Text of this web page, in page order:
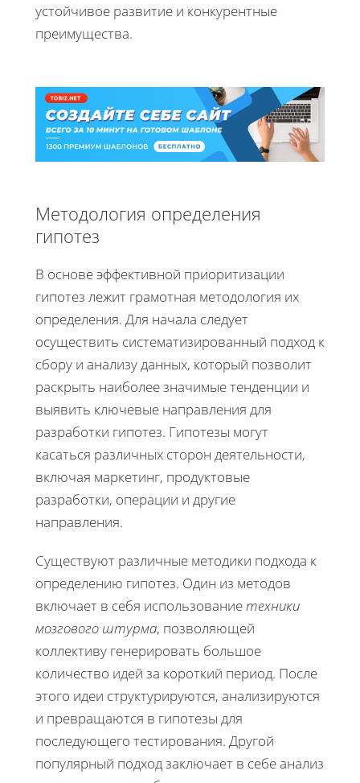
устойчивое развитие и конкурентные
преимущества.
Методология определения
гипотез
В основе эффективной приоритизации
гипотез лежит грамотная методология их
определения. Для начала следует
осуществить систематизированный подход к
сбору и анализу данных, который позволит
раскрыть наиболее значимые тенденции и
выявить ключевые направления для
разработки гипотез. Гипотезы могут
касаться различных сторон деятельности,
включая маркетинг, продуктовые
разработки, операции и другие
направления.
Существуют различные методики подхода к
определению гипотез. Один из методов
включает в себя использованиетехники
мозгового штурма, позволяющей
коллективу генерировать большое
количество идей за короткий период. После
этого идеи структурируются, анализируются
и превращаются в гипотезы для
последующего тестирования. Другой
популярный подход заключает в себе анализ